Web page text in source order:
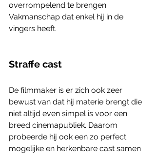
overrompelend te brengen.
Vakmanschap dat enkel hij in de
vingers heeft.
Straffe cast
De filmmaker is er zich ook zeer
bewust van dat hij materie brengt die
niet altijd even simpel is voor een
breed cinemapubliek. Daarom
probeerde hij ook een zo perfect
mogelijke en herkenbare cast samen